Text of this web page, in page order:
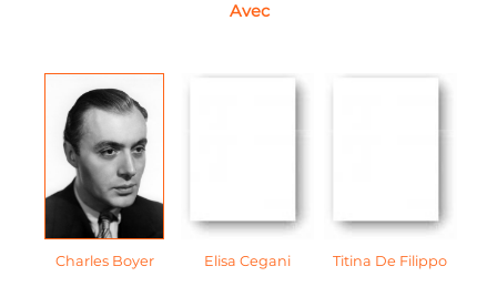
Avec
Charles Boyer Elisa Cegani Titina De Filippo